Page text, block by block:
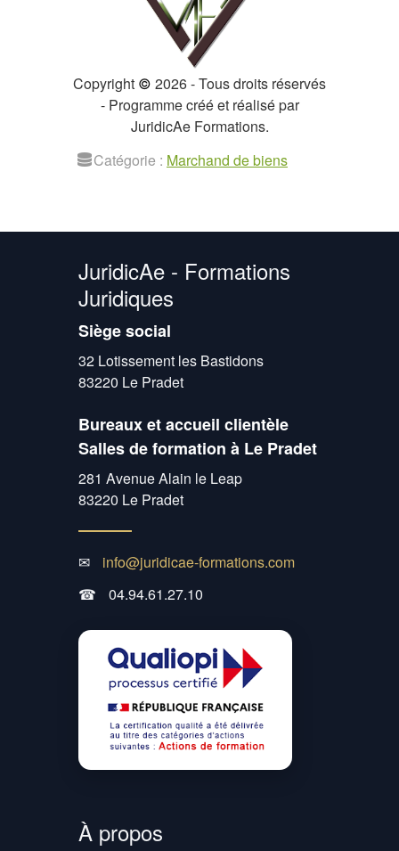
Copyright © 2026 - Tous droits réservés
- Programme créé et réalisé par
JuridicAe Formations.
Catégorie : Marchand de biens
JuridicAe - Formations
Juridiques
Siège social
32 Lotissement les Bastidons
83220 Le Pradet
Bureaux et accueil clientèle
Salles de formation à Le Pradet
281 Avenue Alain le Leap
83220 Le Pradet
✉
info@juridicae-formations.com
☎
04.94.61.27.10
À propos